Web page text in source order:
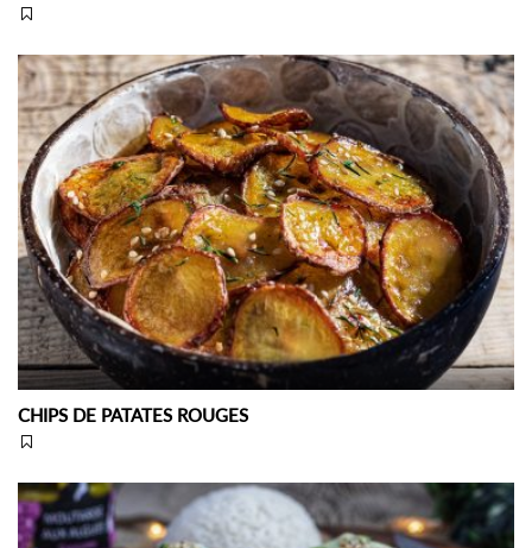
CHIPS DE PATATES ROUGES